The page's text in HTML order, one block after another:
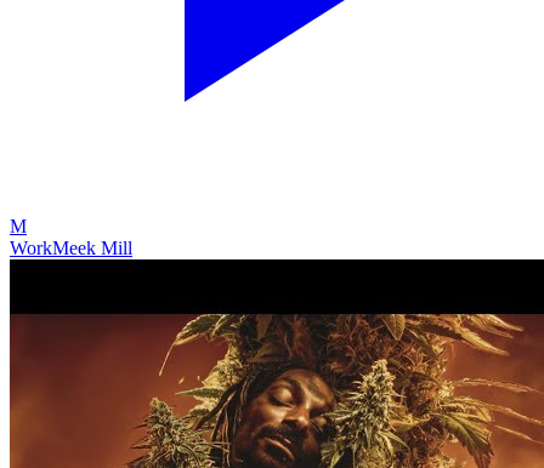
M
WorkMeek Mill